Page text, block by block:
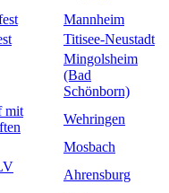
Mannheim
Titisee-Neustadt
Mingolsheim
(Bad
Schönborn)
mit
Wehringen
Mosbach
Ahrensburg